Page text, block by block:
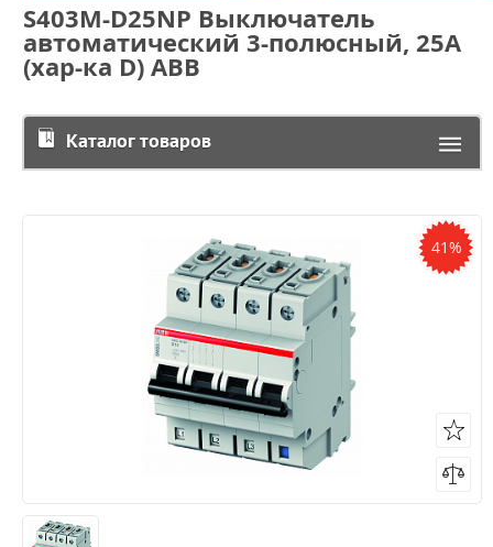
S403M-D25NP Выключатель
автоматический 3-полюсный, 25A
(хар-ка D) ABB
Каталог товаров
41%